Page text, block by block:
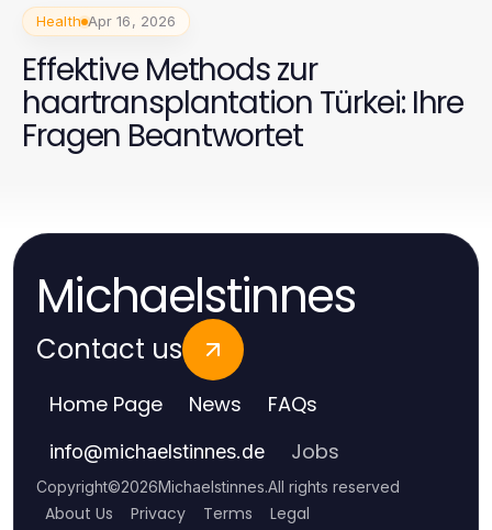
Health Apr 16, 2026
Effektive Methods zur
haartransplantation Türkei: Ihre
Fragen Beantwortet
Michaelstinnes
Contact us
Home Page News FAQs
info@michaelstinnes.de Jobs
Copyright©2026Michaelstinnes.All rights reserved
About Us Privacy Terms Legal